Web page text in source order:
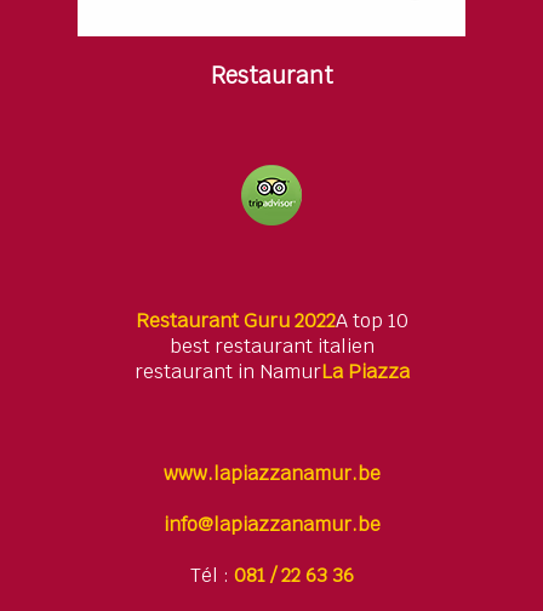
Restaurant
Restaurant Guru 2022A top 10
best restaurant italien
restaurant in NamurLa Piazza
www.lapiazzanamur.be
info@lapiazzanamur.be
Tél : 081 / 22 63 36